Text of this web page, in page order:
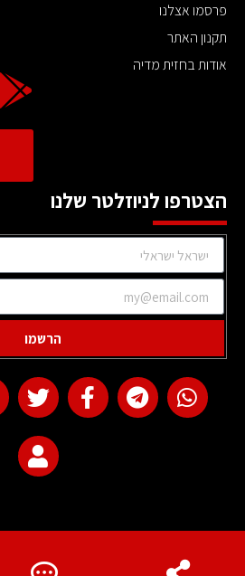
פרסמו אצלנו
תקנון האתר
אודות בחזית מדיה
הצטרפו לניוזלטר שלנו
הרשמו